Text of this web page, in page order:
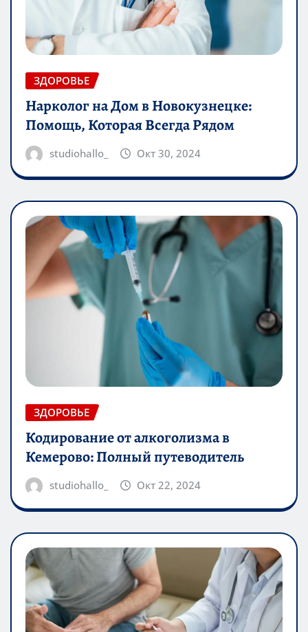
ЗДОРОВЬЕ
Нарколог на Дом в Новокузнецке:
Помощь, Которая Всегда Рядом
studiohallo_ Окт 30, 2024
ЗДОРОВЬЕ
Кодирование от алкоголизма в
Кемерово: Полный путеводитель
studiohallo_ Окт 22, 2024